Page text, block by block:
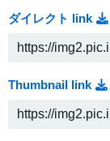
ダイレクト link
Thumbnail link